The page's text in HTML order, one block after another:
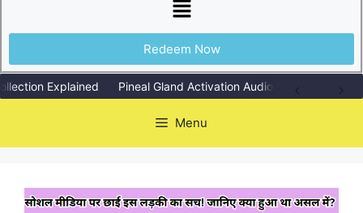
Redeem Now
Explained Pineal Gland Activation Audio Explained Simply
Menu